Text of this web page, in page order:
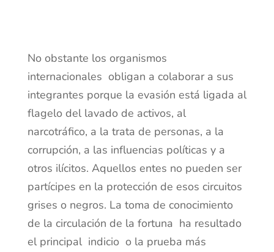
No obstante los organismos
internacionales obligan a colaborar a sus
integrantes porque la evasión está ligada al
flagelo del lavado de activos, al
narcotráfico, a la trata de personas, a la
corrupción, a las influencias políticas y a
otros ilícitos. Aquellos entes no pueden ser
partícipes en la protección de esos circuitos
grises o negros. La toma de conocimiento
de la circulación de la fortuna ha resultado
el principal indicio o la prueba más